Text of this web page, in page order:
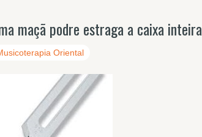
maçã podre estraga a caixa inteira
Oriental